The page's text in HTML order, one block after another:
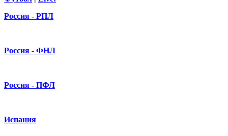
Россия - РПЛ
Россия - ФНЛ
Россия - ПФЛ
Испания